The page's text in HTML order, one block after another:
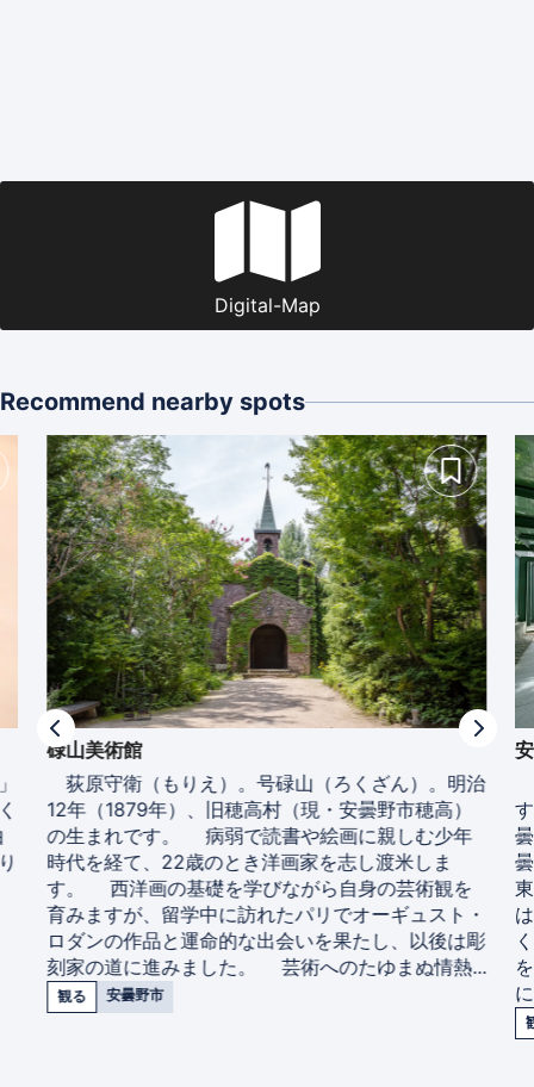
Digital-Map
Recommend nearby spots
碌山美術館
荻原守衛（もりえ）。号碌山（ろくざん）。明治
12年（1879年）、旧穂高村（現・安曇野市穂高）
の生まれです。 病弱で読書や絵画に親しむ少年
時代を経て、22歳のとき洋画家を志し渡米しま
す。 西洋画の基礎を学びながら自身の芸術観を
育みますが、留学中に訪れたパリでオーギュスト・
ロダンの作品と運命的な出会いを果たし、以後は彫
刻家の道に進みました。 芸術へのたゆまぬ情熱...
観る 安曇野市